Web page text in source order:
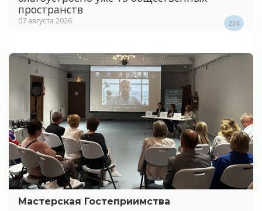
пространств
07 августа 2026 234
Мастерская Гостеприимства